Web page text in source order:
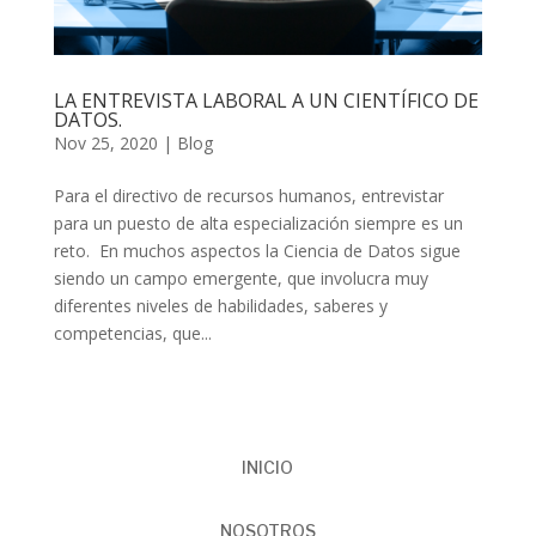
LA ENTREVISTA LABORAL A UN CIENTÍFICO DE
DATOS.
Nov 25, 2020 | Blog
Para el directivo de recursos humanos, entrevistar
para un puesto de alta especialización siempre es un
reto. En muchos aspectos la Ciencia de Datos sigue
siendo un campo emergente, que involucra muy
diferentes niveles de habilidades, saberes y
competencias, que...
INICIO
NOSOTROS